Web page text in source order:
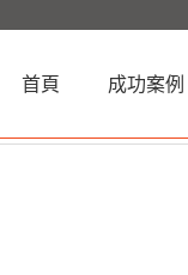
首頁 (current)成功案例